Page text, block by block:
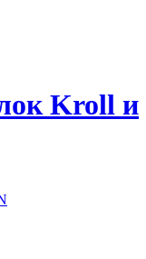
Kroll и